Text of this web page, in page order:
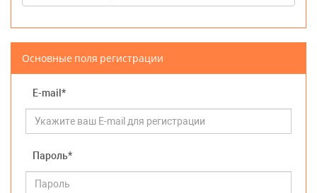
Основные поля регистрации
E-mail*
Пароль*